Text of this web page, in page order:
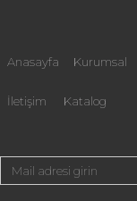
Anasayfa Kurumsal
İletişim Katalog